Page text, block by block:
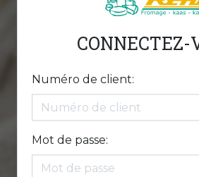
CONNECTEZ-
Numéro de client:
Mot de passe: